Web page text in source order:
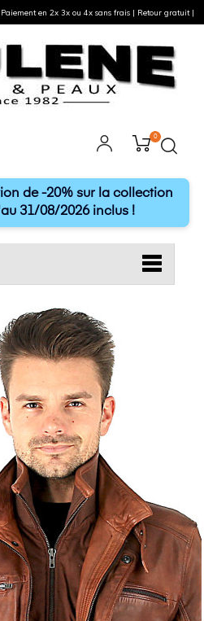
0
de -20% sur la collection
31/08/2026 inclus !
en 2x 3x ou 4x sans frais | Retour gratuit |